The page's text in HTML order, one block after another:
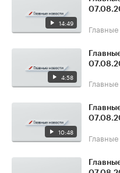
14:49
4:58
10:48